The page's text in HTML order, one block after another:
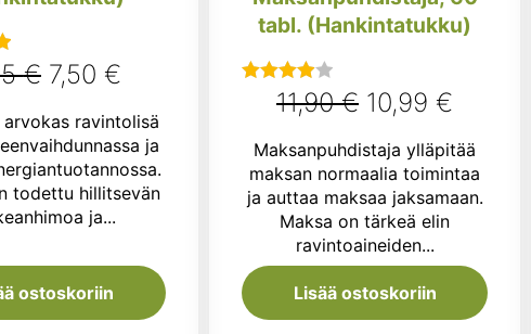
€ Alkuperäinen
hinta
oli:
8,95 €.
7,50 €Nykyinen
hinta
on:
7,50 €.
arvokas ravintolisä
ja
todettu hillitsevän
ja...
ostoskoriin
tabl. (Hankintatukku)
Arvostelu
tuotteesta:
4.00/ 5
11,90€ Alkuperäinen
hinta
oli:
11,90 €.
10,99 €
hinta
on:
10,99 €.
Maksanpuhdistaja ylläpitää
maksan normaalia toimintaa
ja auttaa maksaa jaksamaan.
Maksa on tärkeä elin
ravintoaineiden...
Lisää ostoskoriin